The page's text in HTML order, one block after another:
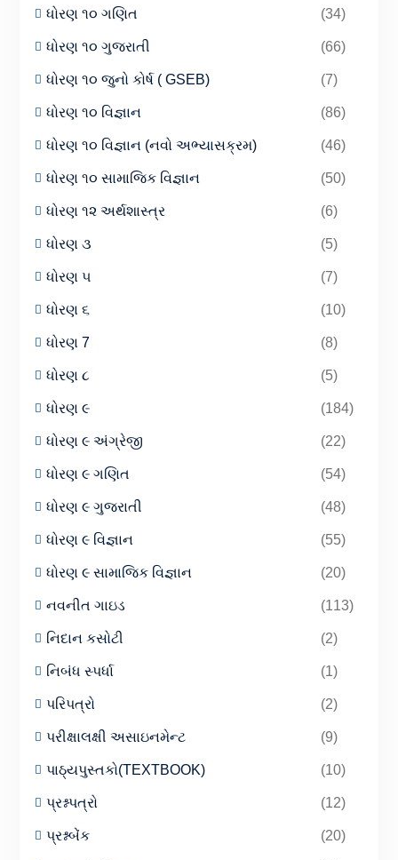
ધોરણ ૧૦ ગણિત (34)
ધોરણ ૧૦ ગુજરાતી (66)
ધોરણ ૧૦ જુનો કોર્ષ ( GSEB) (7)
ધોરણ ૧૦ વિજ્ઞાન (86)
ધોરણ ૧૦ વિજ્ઞાન (નવો અભ્યાસક્રમ) (46)
ધોરણ ૧૦ સામાજિક વિજ્ઞાન (50)
ધોરણ ૧૨ અર્થશાસ્ત્ર (6)
ધોરણ ૩ (5)
ધોરણ ૫ (7)
ધોરણ ૬ (10)
ધોરણ 7 (8)
ધોરણ ૮ (5)
ધોરણ ૯ (184)
ધોરણ ૯ અંગ્રેજી (22)
ધોરણ ૯ ગણિત (54)
ધોરણ ૯ ગુજરાતી (48)
ધોરણ ૯ વિજ્ઞાન (55)
ધોરણ ૯ સામાજિક વિજ્ઞાન (20)
નવનીત ગાઇડ (113)
નિદાન કસોટી (2)
નિબંધ સ્પર્ધા (1)
પરિપત્રો (2)
પરીક્ષાલક્ષી અસાઇનમેન્ટ (9)
પાઠ્યપુસ્તકો(TEXTBOOK) (10)
પ્રશ્નપત્રો (12)
પ્રશ્નબેંક (20)